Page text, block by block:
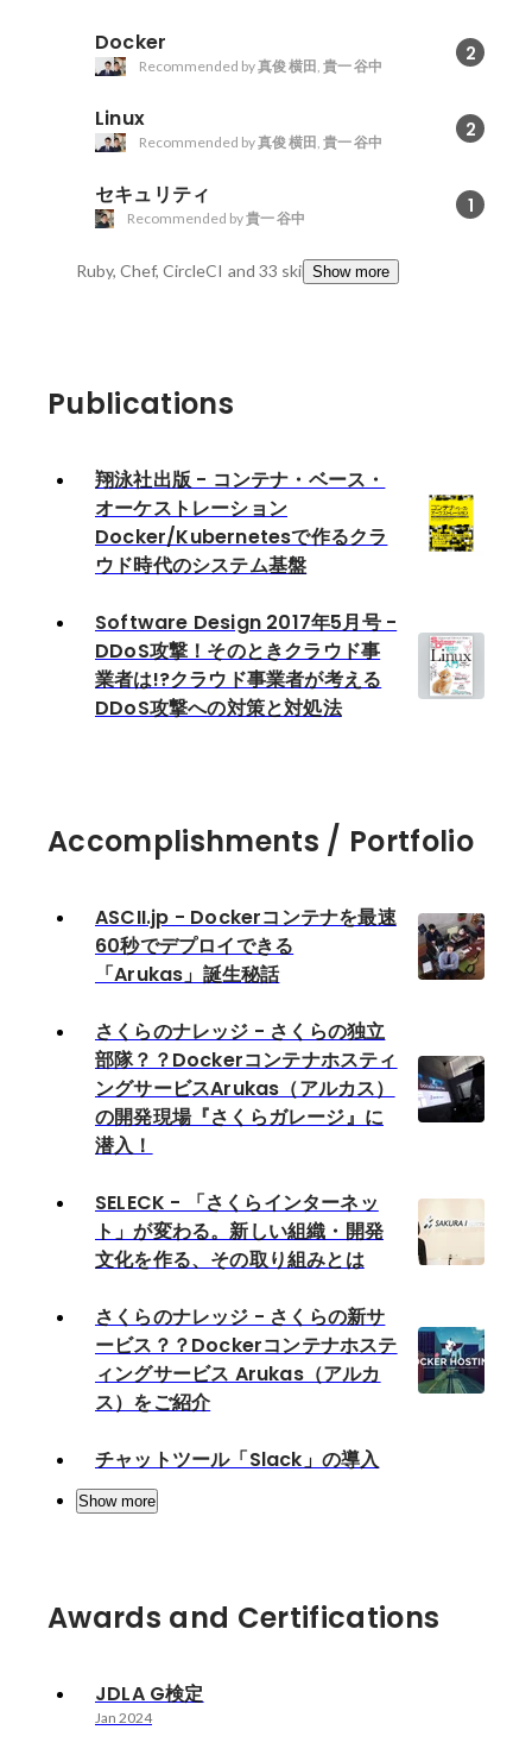
Docker 2
Recommended by真俊 横田 , 貴一 谷中
Linux 2
Recommended by真俊 横田 , 貴一 谷中
セキュリティ 1
Recommended by貴一 谷中
Ruby, Chef, CircleCI and 33 skillsShow more
Publications
翔泳社出版 - コンテナ・ベース・
オーケストレーション
Docker/Kubernetesで作るクラ
ウド時代のシステム基盤
Software Design 2017年5月号 -
DDoS攻撃！そのときクラウド事
業者は!?クラウド事業者が考える
DDoS攻撃への対策と対処法
Accomplishments / Portfolio
ASCII.jp - Dockerコンテナを最速
60秒でデプロイできる
「Arukas」誕生秘話
さくらのナレッジ - さくらの独立
部隊？？Dockerコンテナホスティ
ングサービスArukas（アルカス）
の開発現場『さくらガレージ』に
潜入！
SELECK - 「さくらインターネッ
ト」が変わる。新しい組織・開発
文化を作る、その取り組みとは
さくらのナレッジ - さくらの新サ
ービス？？Dockerコンテナホステ
ィングサービス Arukas（アルカ
ス）をご紹介
チャットツール「Slack」の導入
Show more
Awards and Certifications
JDLA G検定
Jan 2024